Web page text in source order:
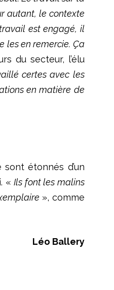
autant, le contexte
est engagé, il
les en remercie. Ça
du secteur, l’élu
certes avec les
en matière de
étonnés d’un
«Ils font les malins
», comme
Léo Ballery